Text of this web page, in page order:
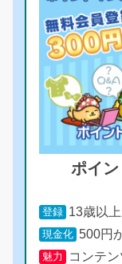
ポイ
登録 13歳以
現金化 500円
魅力 コンテ